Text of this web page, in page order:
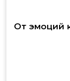
От эмоций